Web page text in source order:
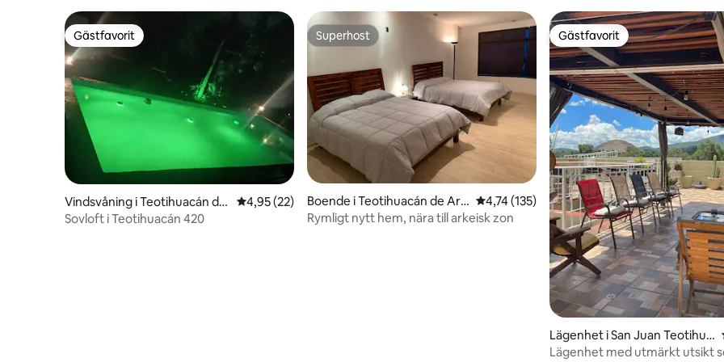
Gästfavorit
Gästfavorit
Vindsvåning i Teotihuacán de
Arista
4,95 av 5 i genomsnittligt betyg, 22 omdömen
4,95 (22)
Sovloft i Teotihuacán 420
Superhost
Superhost
Boende i Teotihuacán de Aris
ta
4,74 av 5 i genomsnittligt betyg, 135
4,74 (135)
Rymligt nytt hem, nära till arkeisk zon
Gästfavorit
Gästfavorit
Lägenhet i San Juan Teotihua
cán
Lägenhet med utmärkt utsikt